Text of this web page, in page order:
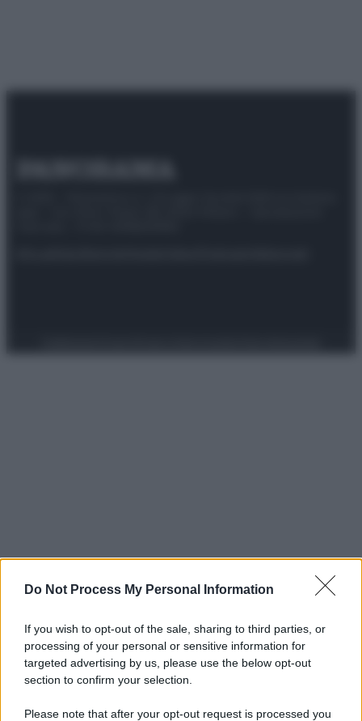
Do Not Process My Personal Information
If you wish to opt-out of the sale, sharing to third parties, or
processing of your personal or sensitive information for
targeted advertising by us, please use the below opt-out
section to confirm your selection.
Please note that after your opt-out request is processed you